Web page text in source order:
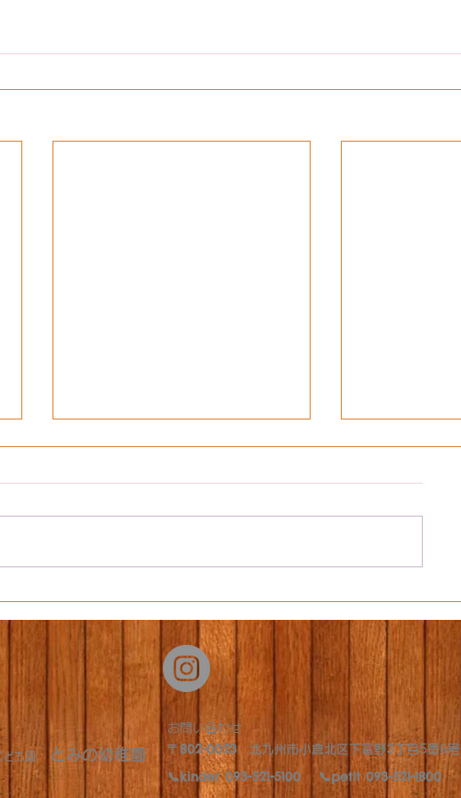
絵画教室🎎
​お問い合わせ
ども園 とみの幼稚園 ​〒802-0023 北九州市小倉北区下富野3丁目5番6号
📞kinder 093-521-5100 📞petit ​093-521-1800